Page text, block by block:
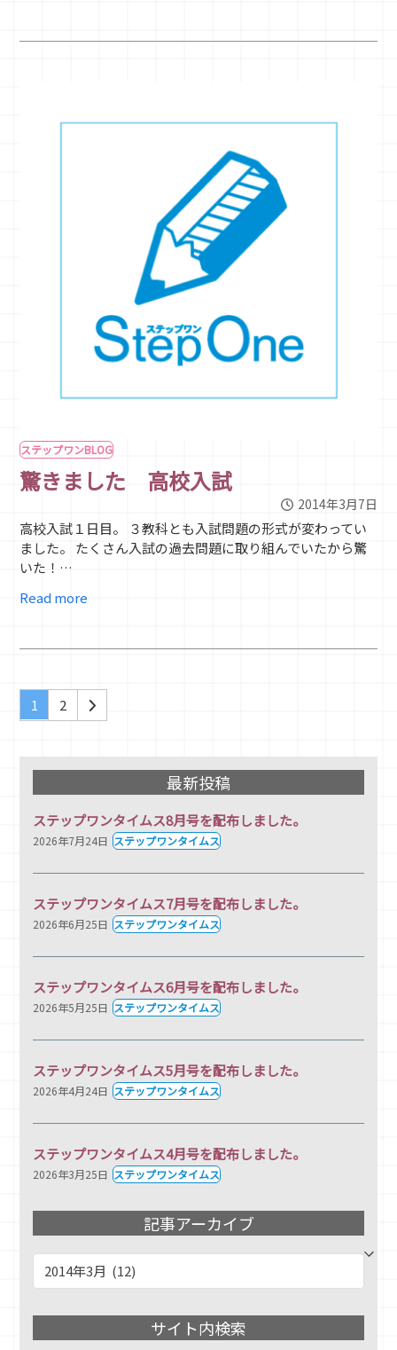
ステップワンBLOG
驚きました 高校入試
2014年3月7日
高校入試１日目。 ３教科とも入試問題の形式が変わってい
ました。 たくさん入試の過去問題に取り組んでいたから驚
いた！…
Read more
Page
1 Page
2 Next
最新投稿
ステップワンタイムス8月号を配布しました。
2026年7月24日 ステップワンタイムス
ステップワンタイムス7月号を配布しました。
2026年6月25日 ステップワンタイムス
ステップワンタイムス6月号を配布しました。
2026年5月25日 ステップワンタイムス
ステップワンタイムス5月号を配布しました。
2026年4月24日 ステップワンタイムス
ステップワンタイムス4月号を配布しました。
2026年3月25日 ステップワンタイムス
記事アーカイブ
記
事
サイト内検索